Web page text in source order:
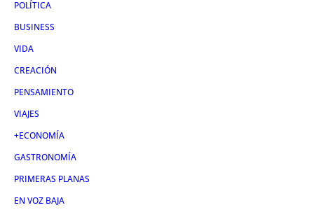
POLÍTICA
BUSINESS
VIDA
CREACIÓN
PENSAMIENTO
VIAJES
+ECONOMÍA
GASTRONOMÍA
PRIMERAS PLANAS
EN VOZ BAJA